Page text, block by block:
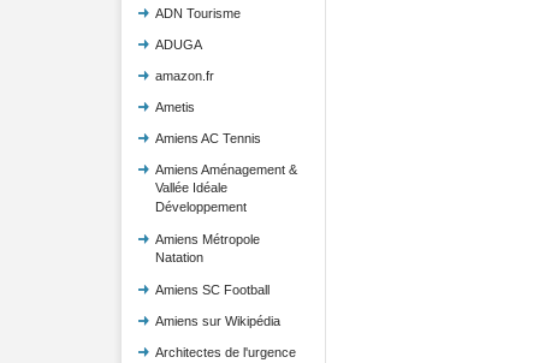
ADN Tourisme
ADUGA
amazon.fr
Ametis
Amiens AC Tennis
Amiens Aménagement &
Vallée Idéale
Développement
Amiens Métropole
Natation
Amiens SC Football
Amiens sur Wikipédia
Architectes de l'urgence